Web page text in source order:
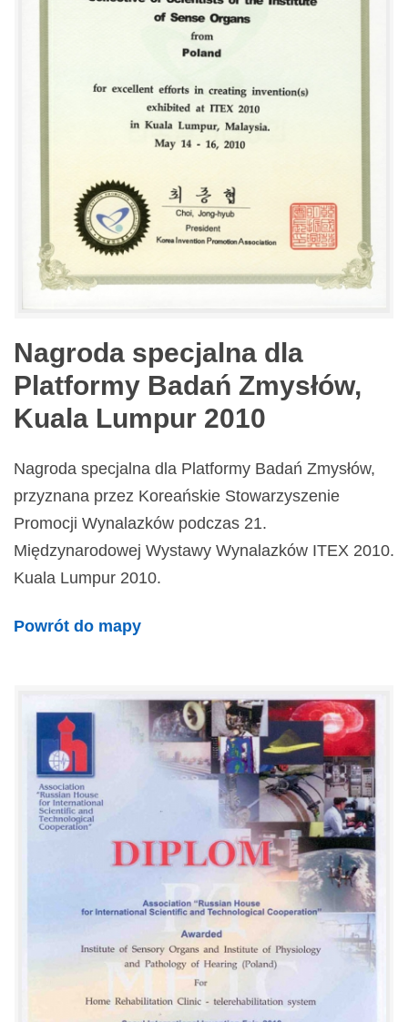
Nagroda specjalna dla
Platformy Badań Zmysłów,
Kuala Lumpur 2010
Nagroda specjalna dla Platformy Badań Zmysłów,
przyznana przez Koreańskie Stowarzyszenie
Promocji Wynalazków podczas 21.
Międzynarodowej Wystawy Wynalazków ITEX 2010.
Kuala Lumpur 2010.
Powrót do mapy